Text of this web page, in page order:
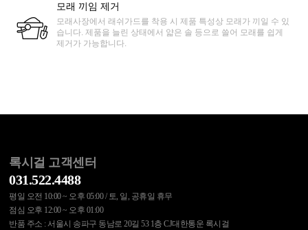
모래 끼임 제거
모래사장에서 래쉬가드를 착용 시 제품 특성상 모래가 끼일 수 있
습니다. 제품을 늘린 상태에서 얇은 솔 등으로 쓸어 모래를 쉽게
제거가 가능합니다.
록시걸 고객센터
031.522.4488
평일 오전 10:00 ~ 오후 05:00 / 토, 일, 공휴일 휴무
점심 오후 12:00 ~ 오후 01:00
반품 주소 : 서울시 송파구 동남로 20길 53 1층 CJ대한통운 록시걸